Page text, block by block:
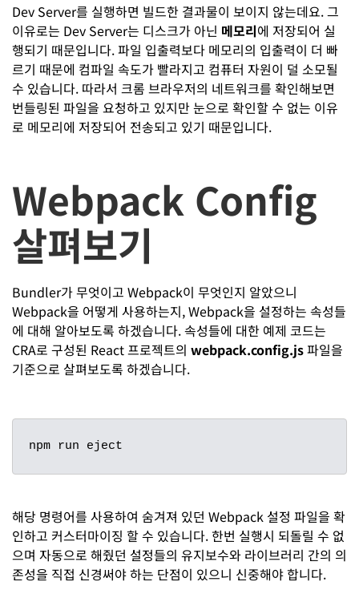
Dev Server를 실행하면 빌드한 결과물이 보이지 않는데요. 그
이유로는 Dev Server는 디스크가 아닌 메모리에 저장되어 실
행되기 때문입니다. 파일 입출력보다 메모리의 입출력이 더 빠
르기 때문에 컴파일 속도가 빨라지고 컴퓨터 자원이 덜 소모될
수 있습니다. 따라서 크롬 브라우저의 네트워크를 확인해보면
번들링된 파일을 요청하고 있지만 눈으로 확인할 수 없는 이유
로 메모리에 저장되어 전송되고 있기 때문입니다.
Webpack Config
살펴보기
Bundler가 무엇이고 Webpack이 무엇인지 알았으니
Webpack을 어떻게 사용하는지, Webpack을 설정하는 속성들
에 대해 알아보도록 하겠습니다. 속성들에 대한 예제 코드는
CRA로 구성된 React 프로젝트의 webpack.config.js파일을
기준으로 살펴보도록 하겠습니다.
npm run eject
해당 명령어를 사용하여 숨겨져 있던 Webpack 설정 파일을 확
인하고 커스터마이징 할 수 있습니다. 한번 실행시 되돌릴 수 없
으며 자동으로 해줬던 설정들의 유지보수와 라이브러리 간의 의
존성을 직접 신경써야 하는 단점이 있으니 신중해야 합니다.